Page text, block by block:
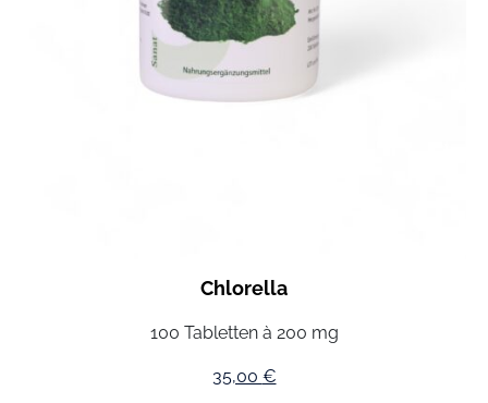
Chlorella
100 Tabletten à 200 mg
35,00 €